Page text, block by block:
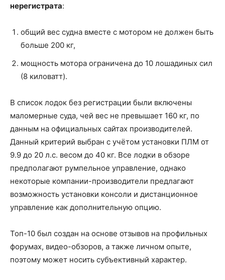
нерегистрата:
общий вес судна вместе с мотором не должен быть
больше 200 кг,
мощность мотора ограничена до 10 лошадиных сил
(8 киловатт).
В список лодок без регистрации были включены
маломерные суда, чей вес не превышает 160 кг, по
данным на официальных сайтах производителей.
Данный критерий выбран с учётом установки ПЛМ от
9.9 до 20 л.с. весом до 40 кг. Все лодки в обзоре
предполагают румпельное управление, однако
некоторые компании-производители предлагают
возможность установки консоли и дистанционное
управление как дополнительную опцию.
Топ-10 был создан на основе отзывов на профильных
форумах, видео-обзоров, а также личном опыте,
поэтому может носить субъективный характер.